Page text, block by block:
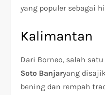
yang populer sebagai
Kalimantan
Dari Borneo, salah
Soto Banjaryang
bening dan rempah